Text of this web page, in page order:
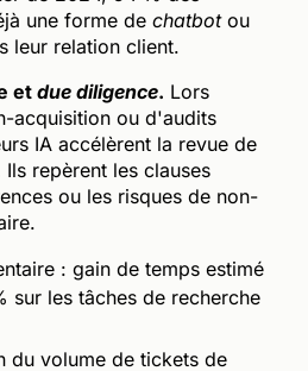
une forme de chatbotou
leur relation client.
et due diligence. Lors
acquisition ou d'audits
IA accélèrent la revue de
repèrent les clauses
ou les risques de non-
: gain de temps estimé
sur les tâches de recherche
du volume de tickets de